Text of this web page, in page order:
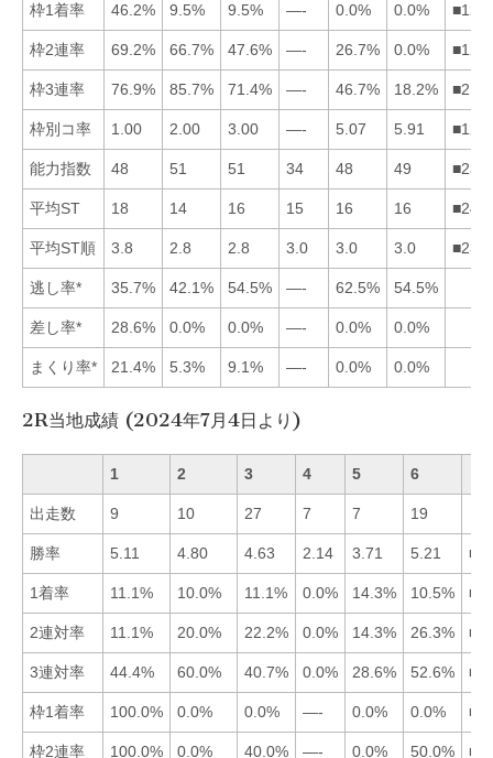
枠1着率 46.2% 9.5% 9.5% —- 0.0% 0.0%
枠2連率 69.2% 66.7% 47.6% —- 26.7% 0.0%
枠3連率 76.9% 85.7% 71.4% —- 46.7% 18.2%
枠別コ率 1.00 2.00 3.00 —- 5.07 5.91
能力指数 48 51 51 34 48 49
平均ST 18 14 16 15 16 16
平均ST順 3.8 2.8 2.8 3.0 3.0 3.0
逃し率* 35.7% 42.1% 54.5% —- 62.5% 54.5%
差し率* 28.6% 0.0% 0.0% —- 0.0% 0.0%
まくり率* 21.4% 5.3% 9.1% —- 0.0% 0.0%
2R当地成績 (2024年7月4日より)
1 2 3 4 5 6
出走数 9 10 27 7 7 19
勝率 5.11 4.80 4.63 2.14 3.71 5.21
1着率 11.1% 10.0% 11.1% 0.0% 14.3% 10.5%
2連対率 11.1% 20.0% 22.2% 0.0% 14.3% 26.3%
3連対率 44.4% 60.0% 40.7% 0.0% 28.6% 52.6%
枠1着率 100.0% 0.0% 0.0% —- 0.0% 0.0%
枠2連率 100.0% 0.0% 40.0% —- 0.0% 50.0%